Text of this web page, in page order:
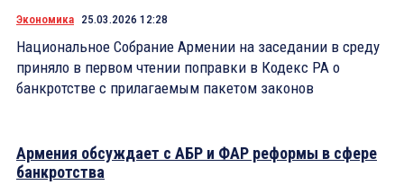
Экономика 25.03.2026 12:28
Национальное Собрание Армении на заседании в среду
приняло в первом чтении поправки в Кодекс РА о
банкротстве с прилагаемым пакетом законов
Армения обсуждает с АБР и ФАР реформы в сфере
банкротства